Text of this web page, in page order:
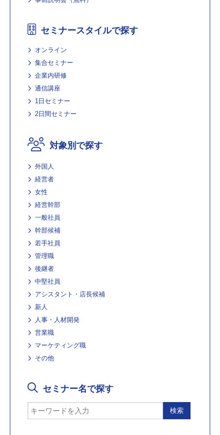
セミナースタイルで探す
オンライン
集合セミナー
企業内研修
通信講座
1日セミナー
2日間セミナー
対象別で探す
外国人
経営者
女性
経営幹部
一般社員
幹部候補
若手社員
管理職
後継者
中堅社員
アシスタント・店長候補
新人
人事・人材開発
営業職
マーケティング職
その他
セミナー名で探す